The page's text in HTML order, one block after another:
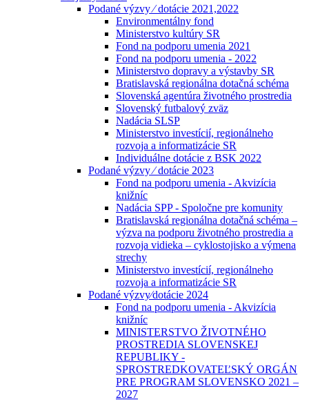
Podané výzvy ⁄ dotácie 2021,2022
Environmentálny fond
Ministerstvo kultúry SR
Fond na podporu umenia 2021
Fond na podporu umenia - 2022
Ministerstvo dopravy a výstavby SR
Bratislavská regionálna dotačná schéma
Slovenská agentúra životného prostredia
Slovenský futbalový zväz
Nadácia SLSP
Ministerstvo investícií, regionálneho
rozvoja a informatizácie SR
Individuálne dotácie z BSK 2022
Podané výzvy ⁄ dotácie 2023
Fond na podporu umenia - Akvizícia
knižníc
Nadácia SPP - Spoločne pre komunity
Bratislavská regionálna dotačná schéma –
výzva na podporu životného prostredia a
rozvoja vidieka – cyklostojisko a výmena
strechy
Ministerstvo investícií, regionálneho
rozvoja a informatizácie SR
Podané výzvy⁄dotácie 2024
Fond na podporu umenia - Akvizícia
knižníc
MINISTERSTVO ŽIVOTNÉHO
PROSTREDIA SLOVENSKEJ
REPUBLIKY -
SPROSTREDKOVATEĽSKÝ ORGÁN
PRE PROGRAM SLOVENSKO 2021 –
2027